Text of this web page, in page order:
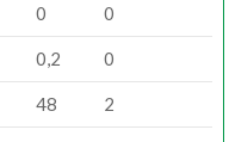
0 0
0,2 0
48 2